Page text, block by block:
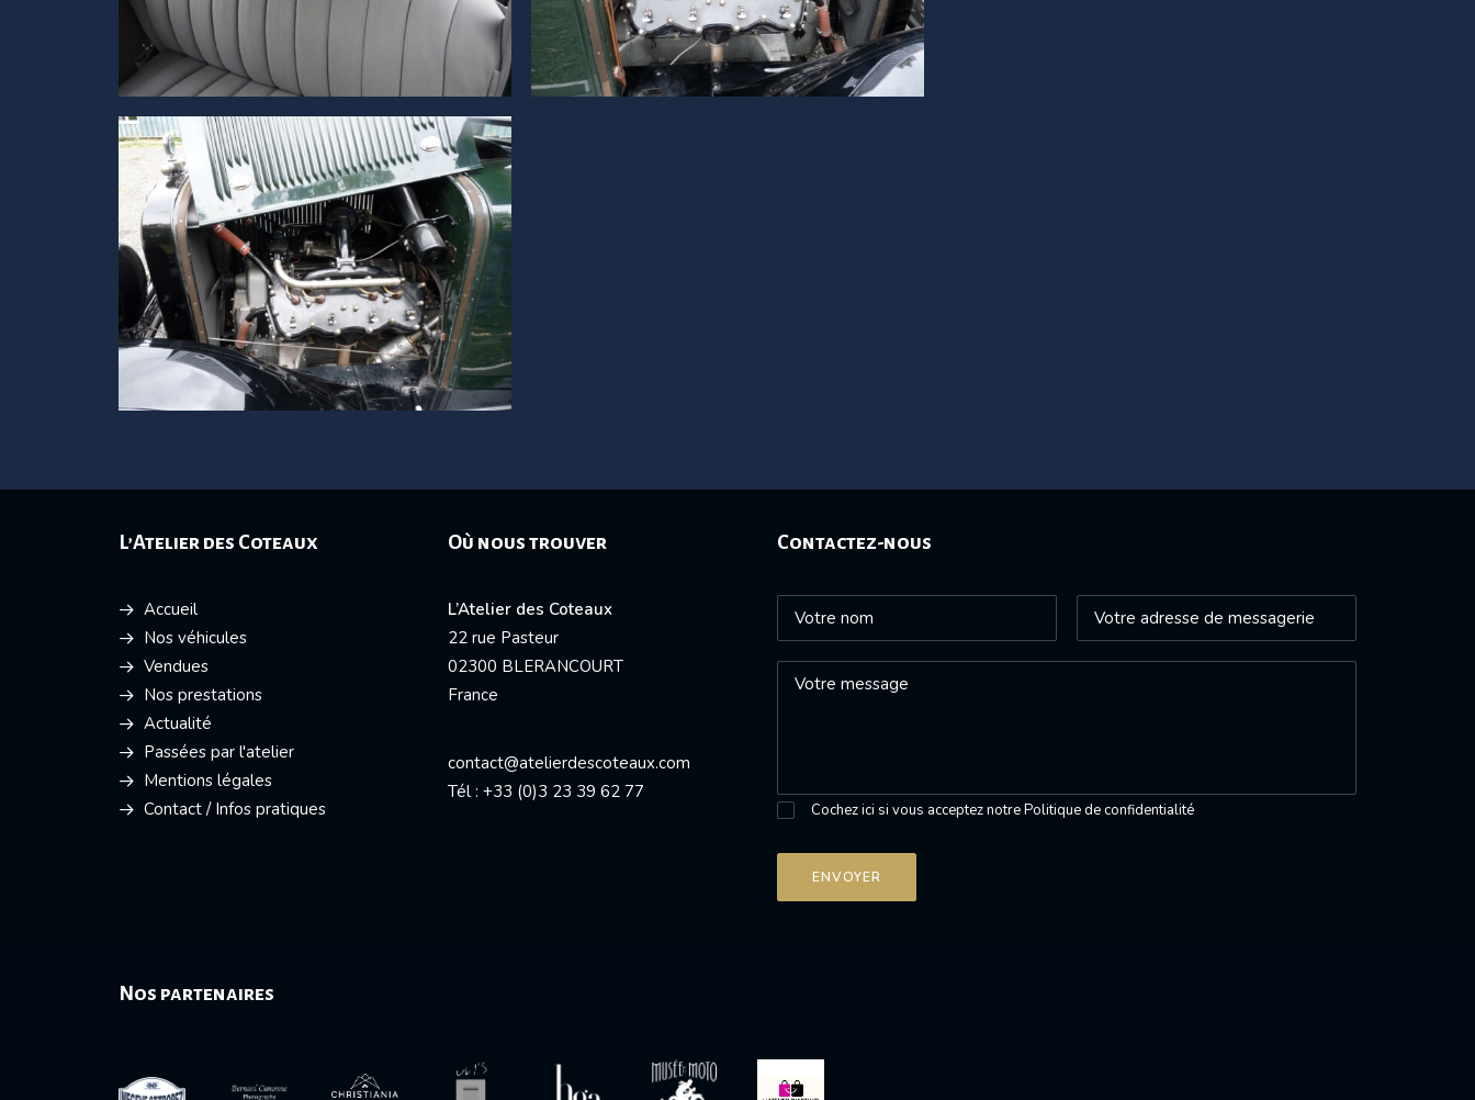
L’Atelier des Coteaux
Accueil
Nos véhicules
Vendues
Nos prestations
Actualité
Passées par l'atelier
Mentions légales
Contact / Infos pratiques
Où nous trouver
L’Atelier des Coteaux
22 rue Pasteur
02300 BLERANCOURT
France
contact@atelierdescoteaux.com
Tél : +33 (0)3 23 39 62 77
Contactez-nous
Cochez ici si vous acceptez notrePolitique de confidentialité
Nos partenaires